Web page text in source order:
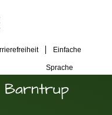
Einfache
Sprache
Barntrup